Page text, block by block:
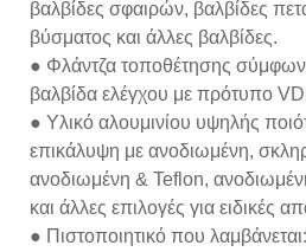
βαλβίδες σφαιρών, βαλβίδες
βύσματος και άλλες βαλβίδες.
● Φλάντζα τοποθέτησης
βαλβίδα ελέγχου με πρότυπο
● Υλικό αλουμινίου υψηλής
επικάλυψη με ανοδιωμένη,
ανοδιωμένη & Teflon,
και άλλες επιλογές για ειδικές
● Πιστοποιητικό που